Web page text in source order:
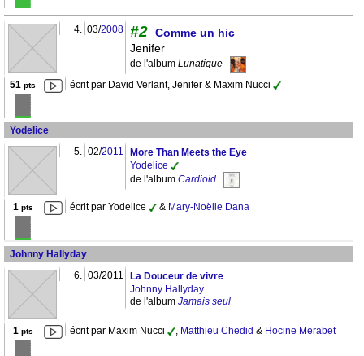
4. 03/2008 #2 Comme un hic
Jenifer
de l'album Lunatique
51 pts écrit par David Verlant, Jenifer & Maxim Nucci
Yodelice
5. 02/2011
More Than Meets the Eye
Yodelice
de l'album Cardioid
1 pts écrit par Yodelice & Mary-Noëlle Dana
Johnny Hallyday
6. 03/2011
La Douceur de vivre
Johnny Hallyday
de l'album Jamais seul
1 pts écrit par Maxim Nucci , Matthieu Chedid & Hocine Merabet